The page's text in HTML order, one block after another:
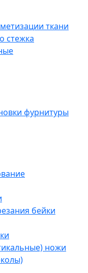
ткани
стежка
фурнитуры
бейки
ножи